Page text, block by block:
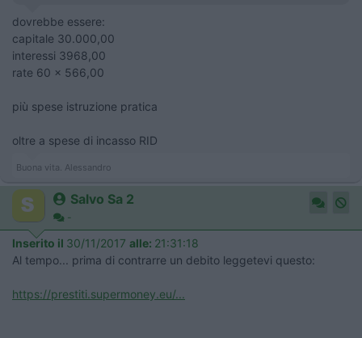
dovrebbe essere:
capitale 30.000,00
interessi 3968,00
rate 60 x 566,00
più spese istruzione pratica
oltre a spese di incasso RID
Buona vita. Alessandro
Salvo Sa 2
-
Inserito il 30/11/2017 alle: 21:31:18
Al tempo... prima di contrarre un debito leggetevi questo:
https://prestiti.supermoney.eu/...